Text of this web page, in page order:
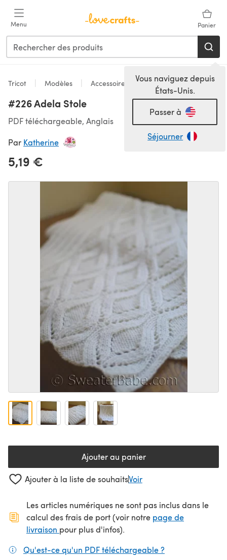
Menu Panier
Vous naviguez depuis
États-Unis.
Passer à
Séjourner
Tricot Modèles Accessoires
#226 Adela Stole
PDF téléchargeable, Anglais
Par Katherine
5,19 €
Ajouter au panier
Ajouter à la liste de souhaitsVoir
Les articles numériques ne sont pas inclus dans le
calcul des frais de port (voir notre page de
livraison (s'ouvre dans un nouvel onglet)
pour plus d'infos).
Qu'est-ce qu'un PDF téléchargeable ?